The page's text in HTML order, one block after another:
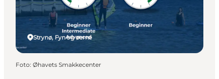
Strynø, Fyn og øerne
Foto: Øhavets Smakkecenter